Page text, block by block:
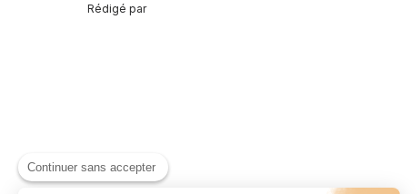
Continuer sans accepter
Rédigé par